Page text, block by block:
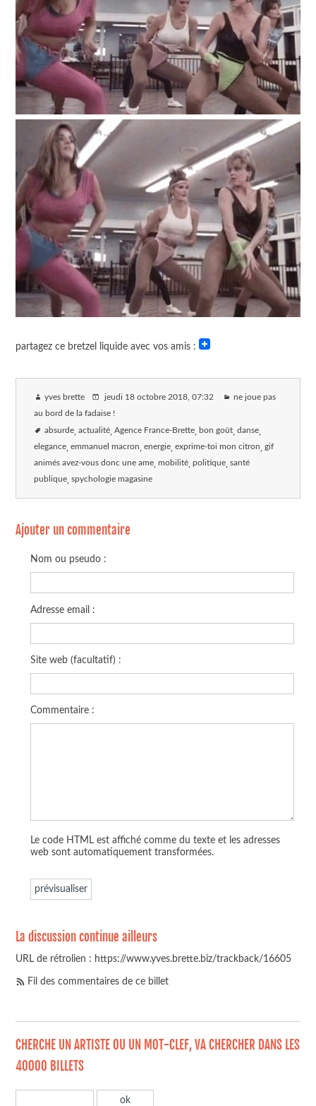
partagez ce bretzel liquide avec vos amis :
yves brette jeudi 18 octobre 2018 , 07:32 ne joue pas
au bord de la fadaise !
absurde actualité Agence France-Brette bon goût danse
elegance emmanuel macron energie exprime-toi mon citron gif
animés avez-vous donc une ame mobilité politique santé
publique spychologie magasine
Ajouter un commentaire
Nom ou pseudo :
Adresse email :
Site web (facultatif) :
Commentaire :
Le code HTML est affiché comme du texte et les adresses
web sont automatiquement transformées.
La discussion continue ailleurs
URL de rétrolien : https://www.yves.brette.biz/trackback/16605
Fil des commentaires de ce billet
CHERCHE UN ARTISTE OU UN MOT-CLEF, VA CHERCHER DANS LES
40000 BILLETS